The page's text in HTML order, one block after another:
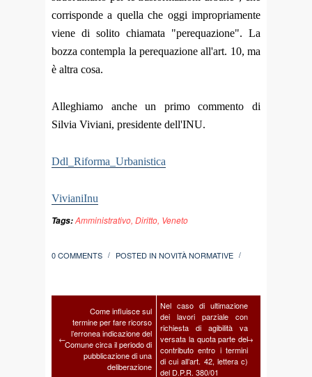
corrisponde a quella che oggi impropriamente
viene di solito chiamata "perequazione". La
bozza contempla la perequazione all'art. 10, ma
è altra cosa.
Alleghiamo anche un primo commento di
Silvia Viviani, presidente dell'INU.
Ddl_Riforma_Urbanistica
VivianiInu
Tags:Amministrativo, Diritto, Veneto
0 COMMENTS / POSTED IN NOVITÀ NORMATIVE /
←
Come influisce sul
termine per fare ricorso
l’erronea indicazione del
Comune circa il periodo di
pubblicazione di una
deliberazione
Nel caso di ultimazione
dei lavori parziale con
richiesta di agibilità va
versata la quota parte del
contributo entro i termini
di cui all’art. 42, lettera c)
del D.P.R. 380/01
→